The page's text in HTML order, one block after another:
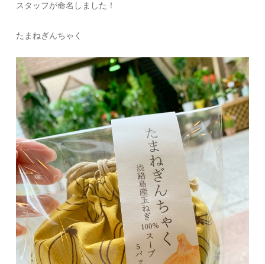
スタッフが命名しました！
たまねぎんちゃく